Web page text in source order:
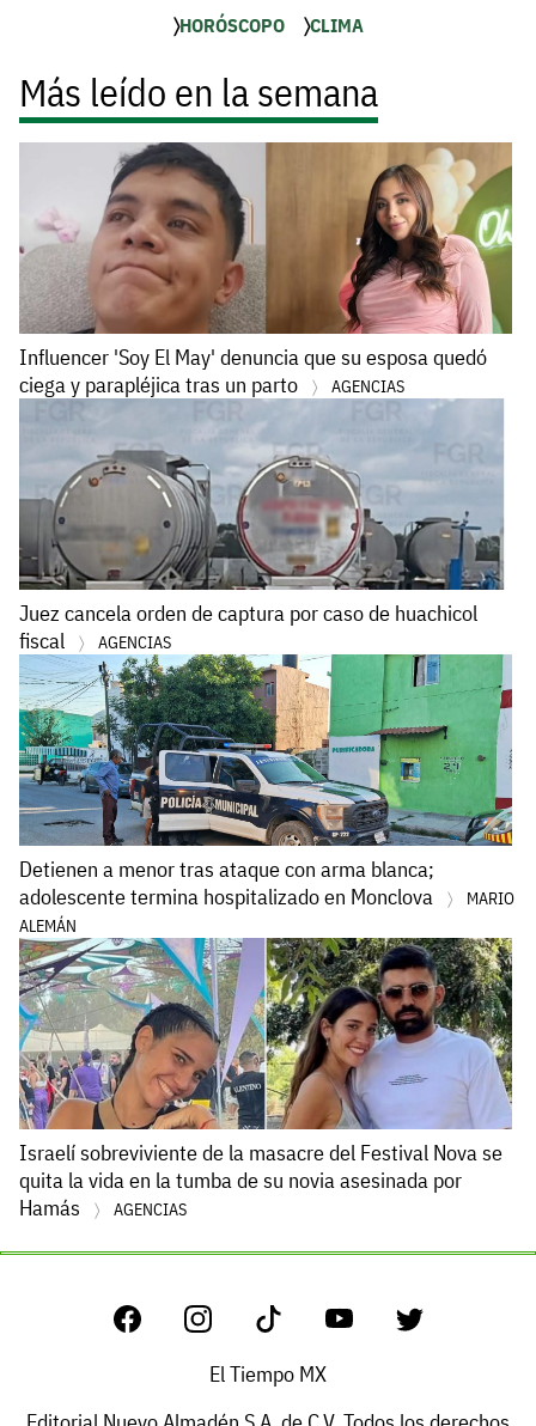
HORÓSCOPO CLIMA
Más leído en la semana
Influencer 'Soy El May' denuncia que su esposa quedó
ciega y parapléjica tras un parto
AGENCIAS
Juez cancela orden de captura por caso de huachicol
fiscal
AGENCIAS
Detienen a menor tras ataque con arma blanca;
adolescente termina hospitalizado en Monclova
MARIO
ALEMÁN
Israelí sobreviviente de la masacre del Festival Nova se
quita la vida en la tumba de su novia asesinada por
Hamás
AGENCIAS
El Tiempo MX